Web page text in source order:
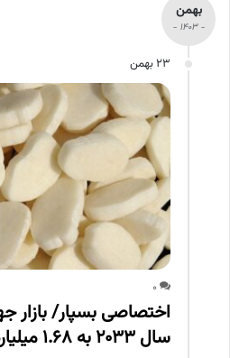
بهمن
- 1403 -
23 بهمن
0
اختصاصی بسپار/ بازار
سال ۲۰۳۳ به ۱.۶۸ میلیارد دلار خواهد رسید